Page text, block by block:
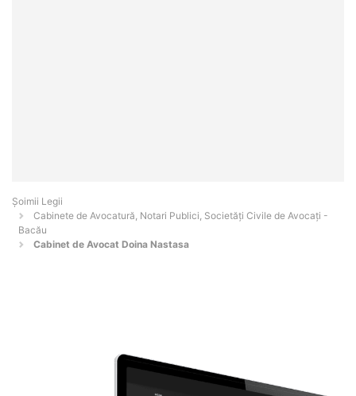
Șoimii Legii
Cabinete de Avocatură, Notari Publici, Societăți Civile de Avocați -
Bacău
Cabinet de Avocat Doina Nastasa